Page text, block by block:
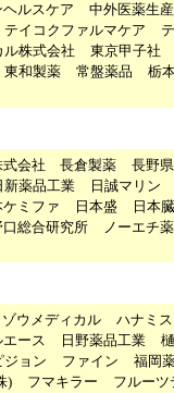
ヘルスケア
中外医薬生産
テイコクファルマケア
ル株式会社
東京甲子社
東和製薬 常盤薬品
栃
会社 長倉製薬
長野
新薬品工業
日誠マリン
ケミファ 日本盛
日本
口総合研究所
ノーエチ
ウメディカル
ハナミ
ース 日野薬品工業
ジョン ファイン
福岡
) フマキラー
フルーツ